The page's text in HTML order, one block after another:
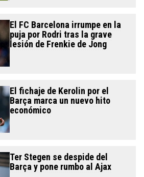
El FC Barcelona irrumpe en la
puja por Rodri tras la grave
lesión de Frenkie de Jong
El fichaje de Kerolin por el
Barça marca un nuevo hito
económico
Ter Stegen se despide del
Barça y pone rumbo al Ajax